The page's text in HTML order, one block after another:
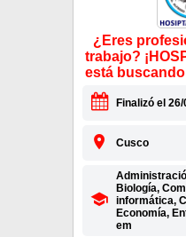
¿Eres
trabajo?
está
Finalizó el
Cusco
Biología,
informática,
Economía,
em